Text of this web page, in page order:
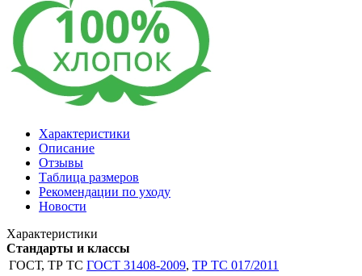
Характеристики
Описание
Отзывы
Таблица размеров
Рекомендации по уходу
Новости
Характеристики
Стандарты и классы
ГОСТ, ТР ТС ГОСТ 31408-2009, ТР ТС 017/2011